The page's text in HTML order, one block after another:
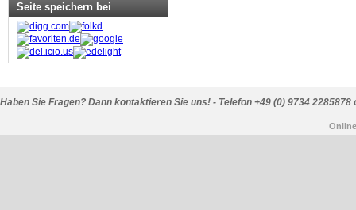
Seite speichern bei
Haben Sie Fragen? Dann kontaktieren Sie uns! - Telefon +49 (0) 9734